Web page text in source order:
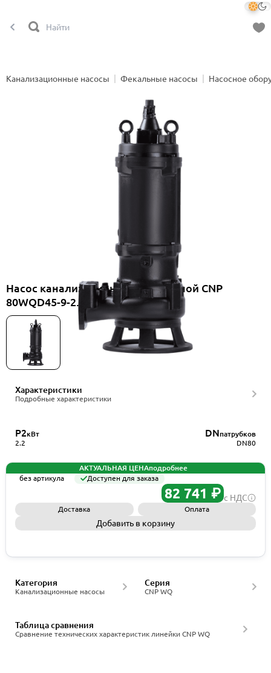
Канализационные насосы Фекальные насосы Насосное
Насос канализационный погружной CNP
80WQD45-9-2.2ES(I)+HS80WQ
Характеристики
Подробные характеристики
P2кВт
2.2
DNпатрубков
DN80
АКТУАЛЬНАЯ ЦЕНАподробнее
без артикула
Доступен для заказа
82 741 ₽ с НДС
Доставка Оплата
Добавить в корзину
Канализационные насосы
Категория
CNP WQ
Серия
Сравнение технических характеристик линейки CNP WQ
Таблица сравнения